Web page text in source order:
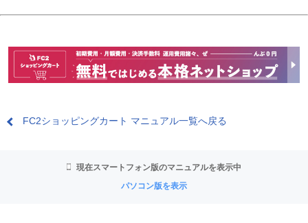
FC2ショッピングカート マニュアル一覧へ戻る
現在スマートフォン版のマニュアルを表示中
パソコン版を表示